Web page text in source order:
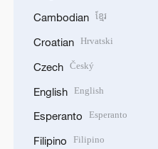
Cambodian ខ្មែរ
Croatian Hrvatski
Czech Český
English English
Esperanto Esperanto
Filipino Filipino